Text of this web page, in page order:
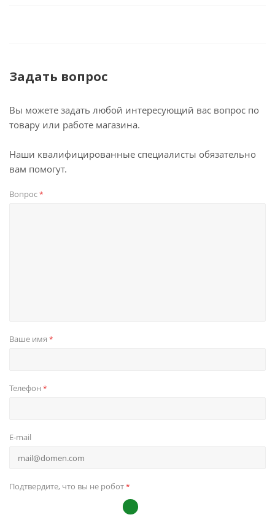
Задать вопрос
Вы можете задать любой интересующий вас вопрос по
товару или работе магазина.
Наши квалифицированные специалисты обязательно
вам помогут.
Вопрос*
Ваше имя *
Телефон *
E-mail
Подтвердите, что вы не робот*